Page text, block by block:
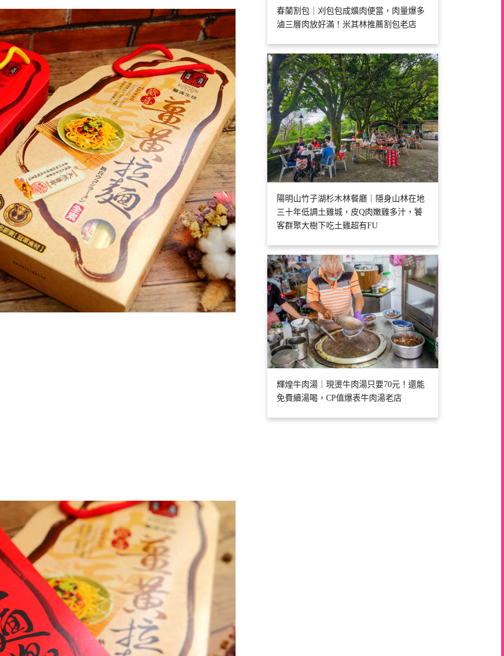
春蘭割包｜刈包包成爌肉便當，肉量爆多
滷三層肉放好滿！米其林推薦割包老店
陽明山竹子湖杉木林餐廳｜隱身山林在地
三十年低調土雞城，皮Q肉嫩雞多汁，饕
客群聚大樹下吃土雞超有FU
輝煌牛肉湯｜現燙牛肉湯只要70元！還能
免費續湯喝，CP值爆表牛肉湯老店